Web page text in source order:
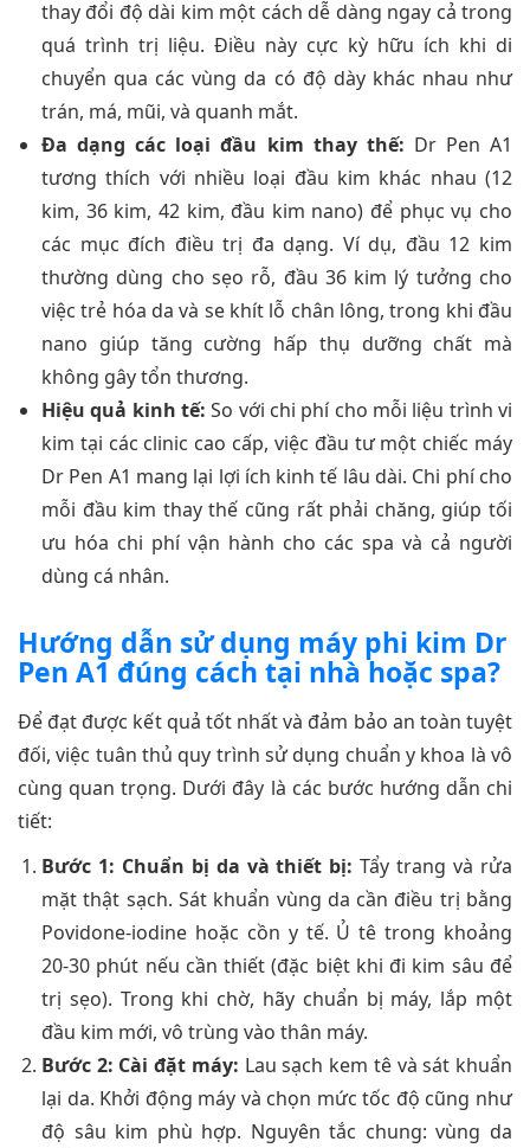
thay đổi độ dài kim một cách dễ dàng ngay cả trong
quá trình trị liệu. Điều này cực kỳ hữu ích khi di
chuyển qua các vùng da có độ dày khác nhau như
trán, má, mũi, và quanh mắt.
Đa dạng các loại đầu kim thay thế: Dr Pen A1
tương thích với nhiều loại đầu kim khác nhau (12
kim, 36 kim, 42 kim, đầu kim nano) để phục vụ cho
các mục đích điều trị đa dạng. Ví dụ, đầu 12 kim
thường dùng cho sẹo rỗ, đầu 36 kim lý tưởng cho
việc trẻ hóa da và se khít lỗ chân lông, trong khi đầu
nano giúp tăng cường hấp thụ dưỡng chất mà
không gây tổn thương.
Hiệu quả kinh tế: So với chi phí cho mỗi liệu trình vi
kim tại các clinic cao cấp, việc đầu tư một chiếc máy
Dr Pen A1 mang lại lợi ích kinh tế lâu dài. Chi phí cho
mỗi đầu kim thay thế cũng rất phải chăng, giúp tối
ưu hóa chi phí vận hành cho các spa và cả người
dùng cá nhân.
Hướng dẫn sử dụng máy phi kim Dr
Pen A1 đúng cách tại nhà hoặc spa?
Để đạt được kết quả tốt nhất và đảm bảo an toàn tuyệt
đối, việc tuân thủ quy trình sử dụng chuẩn y khoa là vô
cùng quan trọng. Dưới đây là các bước hướng dẫn chi
tiết:
Bước 1: Chuẩn bị da và thiết bị: Tẩy trang và rửa
mặt thật sạch. Sát khuẩn vùng da cần điều trị bằng
Povidone-iodine hoặc cồn y tế. Ủ tê trong khoảng
20-30 phút nếu cần thiết (đặc biệt khi đi kim sâu để
trị sẹo). Trong khi chờ, hãy chuẩn bị máy, lắp một
đầu kim mới, vô trùng vào thân máy.
Bước 2: Cài đặt máy: Lau sạch kem tê và sát khuẩn
lại da. Khởi động máy và chọn mức tốc độ cũng như
độ sâu kim phù hợp. Nguyên tắc chung: vùng da